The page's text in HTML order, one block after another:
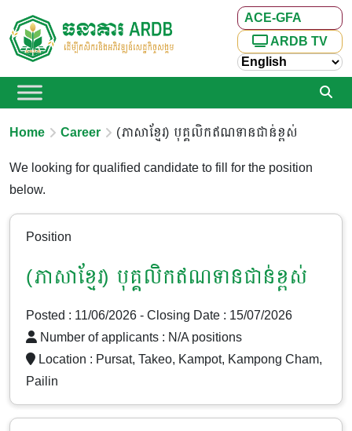
ACE-GFA
ARDB TV
Home Career (ភាសាខ្មែរ) បុគ្គលិកឥណទានជាន់ខ្ពស់
We looking for qualified candidate to fill for the position
below.
Position
(ភាសាខ្មែរ) បុគ្គលិកឥណទានជាន់ខ្ពស់
Posted : 11/06/2026 - Closing Date : 15/07/2026
Number of applicants : N/A positions
Location : Pursat, Takeo, Kampot, Kampong Cham,
Pailin